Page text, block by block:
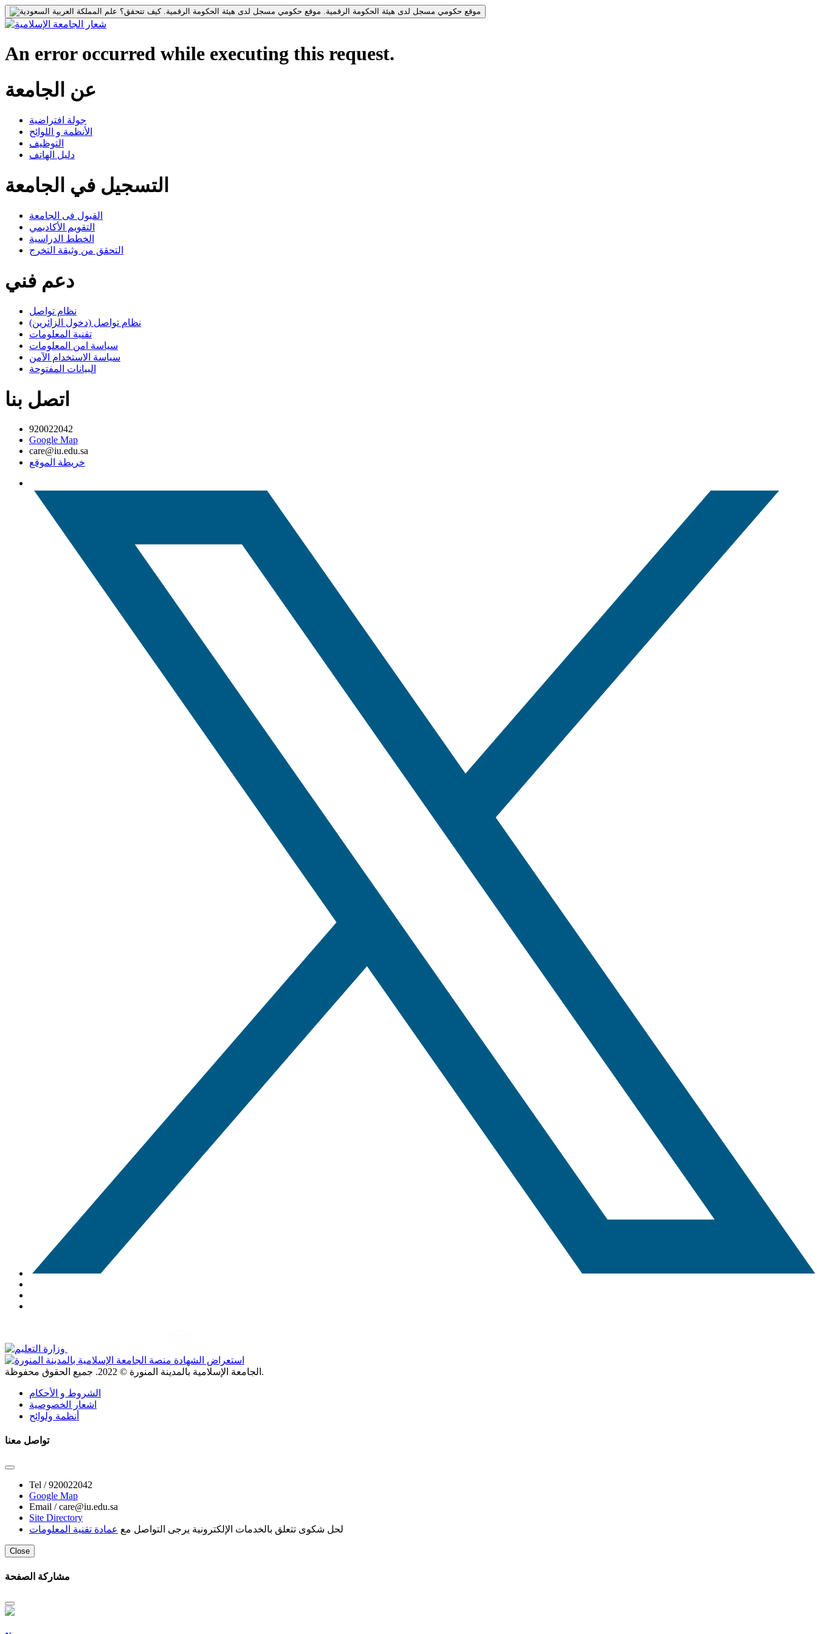
موقع حكومي مسجل لدى هيئة الحكومة الرقمية. موقع حكومي مسجل لدى هيئة الحكومة الرقمية.كيف تتحقق؟
An error occurred while executing this request.
عن الجامعة
جولة افتراضية
الأنظمة و اللوائح
التوظيف
دليل الهاتف
التسجيل في الجامعة
القبول فى الجامعة
التقويم الأكاديمي
الخطط الدراسية
التحقق من وثيقة التخرج
دعم فني
نظام تواصل
نظام تواصل (دخول الزائرين)
تقنية المعلومات
سياسة امن المعلومات
سياسة الاستخدام الآمن
البيانات المفتوحة
اتصل بنا
920022042
Google Map
care@iu.edu.sa
خريطة الموقع
الجامعة الإسلامية بالمدينة المنورة © 2022 . جميع الحقوق محفوظة.
الشروط و الأحكام
اشعار الخصوصية
أنظمة ولوائح
تواصل معنا
Tel /920022042
Google Map
Email /care@iu.edu.sa
Site Directory
لحل شكوى تتعلق بالخدمات الإلكترونية يرجى التواصل مع عمادة تقنية المعلومات
Close
مشاركة الصفحة